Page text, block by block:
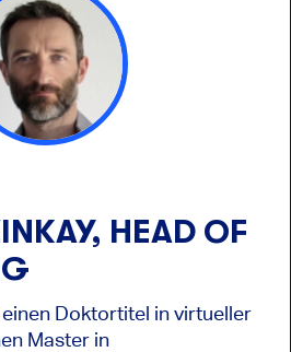
HEAD OF
Doktortitel in virtueller
Master in